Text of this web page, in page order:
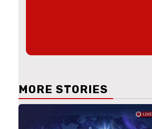
MORE STORIES